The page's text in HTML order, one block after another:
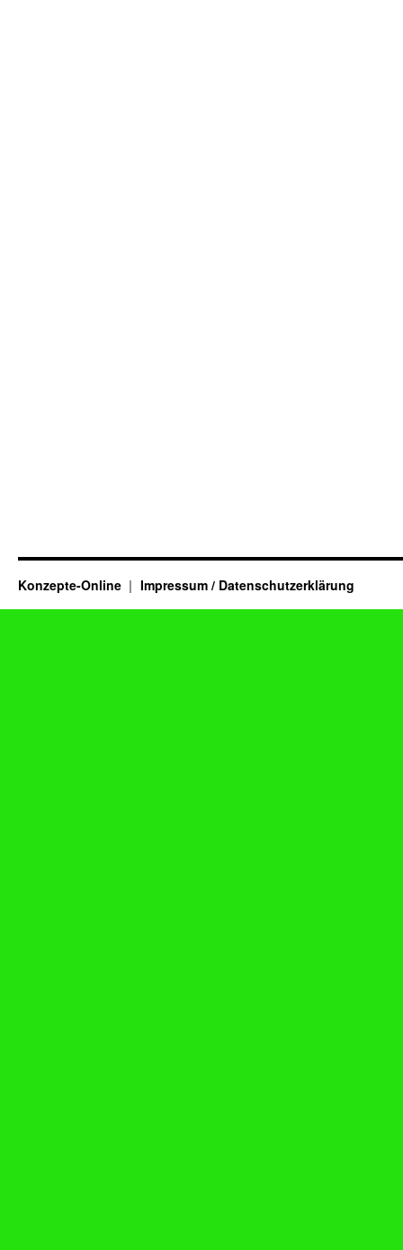
Konzepte-Online Impressum / Datenschutzerklärung